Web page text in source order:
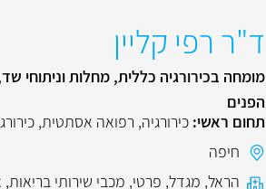
ד"ר רפי קליין
מומחה בכירורגיה כללית, מחלות וניתוחי
הפנים
תחום ראשי: כירורגיה, רפואה אסתטית,
חיפה
הראל, מגדל, פרטי, מכבי שירותי בריאות,